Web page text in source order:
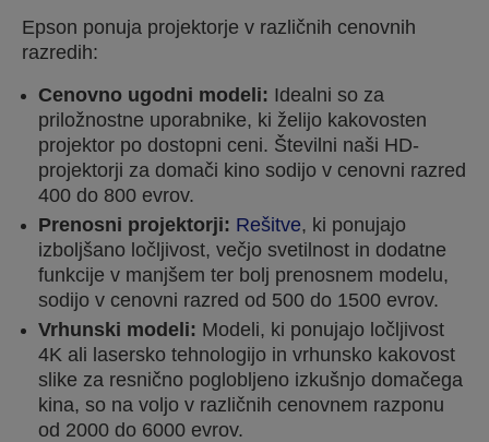
Epson ponuja projektorje v različnih cenovnih
razredih:
Cenovno ugodni modeli: Idealni so za
priložnostne uporabnike, ki želijo kakovosten
projektor po dostopni ceni. Številni naši HD-
projektorji za domači kino sodijo v cenovni razred
400 do 800 evrov.
Prenosni projektorji: Rešitve, ki ponujajo
izboljšano ločljivost, večjo svetilnost in dodatne
funkcije v manjšem ter bolj prenosnem modelu,
sodijo v cenovni razred od 500 do 1500 evrov.
Vrhunski modeli: Modeli, ki ponujajo ločljivost
4K ali lasersko tehnologijo in vrhunsko kakovost
slike za resnično poglobljeno izkušnjo domačega
kina, so na voljo v različnih cenovnem razponu
od 2000 do 6000 evrov.